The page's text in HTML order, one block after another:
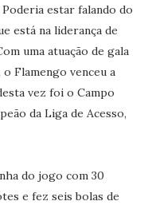
estar falando do
está na liderança de
uma atuação de gala
Flamengo venceu a
vez foi o Campo
da Liga de Acesso,
do jogo com 30
e fez seis bolas de